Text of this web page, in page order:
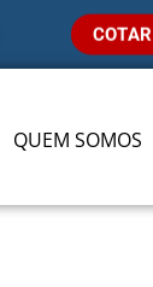
QUEM SOMOS